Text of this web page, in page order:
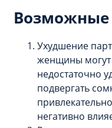
Возможные
Ухудшение
женщины могут
недостаточно
подвергать
негативно